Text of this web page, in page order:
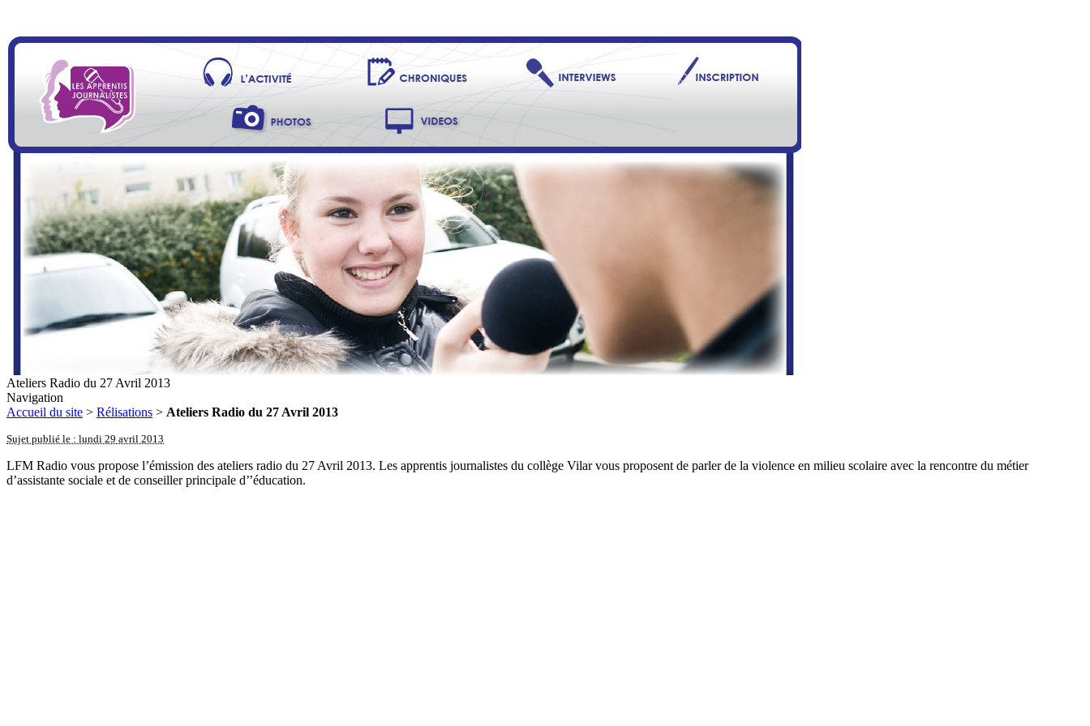
Ateliers Radio du 27 Avril 2013
Navigation
Accueil du site > Rélisations > Ateliers Radio du 27 Avril 2013
Sujet publié le : lundi 29 avril 2013
LFM Radio vous propose l’émission des ateliers radio du 27 Avril 2013. Les apprentis journalistes du collège Vilar vous proposent de parler de la violence en milieu scolaire avec la rencontre du métier
d’assistante sociale et de conseiller principale d’’éducation.